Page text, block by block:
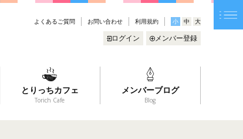
よくあるご質問 お問い合わせ 利用規約 小 中 大
ログイン メンバー登録
とりっちカフェ
Torich Cafe
メンバーブログ
Blog